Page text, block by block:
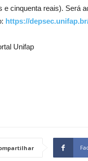
e cinquenta reais). Será
https://
Unifap